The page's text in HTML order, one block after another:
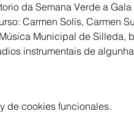
da Semana Verde a
Carmen Solís, Carmen
Municipal de Silleda,
instrumentais de
de cookies funcionales.